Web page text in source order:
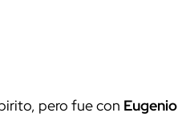
pero fue con Eugenio